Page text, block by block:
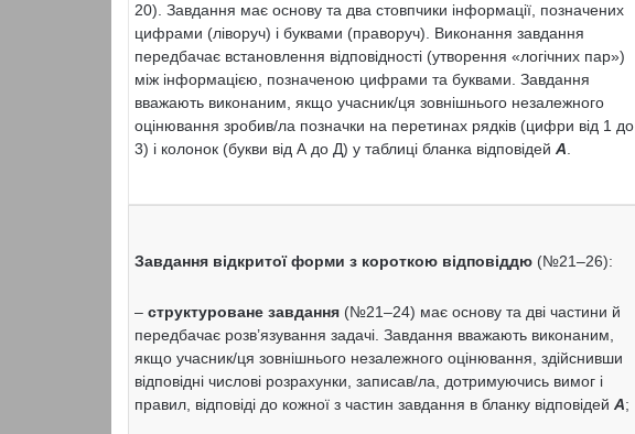
20). Завдання має основу та два стовпчики інформації, позначених
цифрами (ліворуч) і буквами (праворуч). Виконання завдання
передбачає встановлення відповідності (утворення «логічних пар»)
між інформацією, позначеною цифрами та буквами. Завдання
вважають виконаним, якщо учасник/ця зовнішнього незалежного
оцінювання зробив/ла позначки на перетинах рядків (цифри від 1 до
3) і колонок (букви від А до Д) у таблиці бланка відповідейА
Завдання відкритої форми з короткою відповіддю (№21–26):
–структуроване завдання (№21–24) має основу та дві частини й
передбачає розв’язування задачі. Завдання вважають виконаним,
якщо учасник/ця зовнішнього незалежного оцінювання, здійснивши
відповідні числові розрахунки, записав/ла, дотримуючись вимог і
правил, відповіді до кожної з частин завдання в бланку відповідейА;